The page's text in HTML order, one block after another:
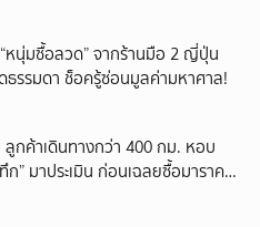
หนุ่มซื้อลวด” จากร้านมือ 2 ญี่ปุ่น
ดธรรมดา ช็อครู้ซ่อนมูลค่ามหาศาล!
ลูกค้าเดินทางกว่า 400 กม. หอบ
ก” มาประเมิน ก่อนเฉลยซื้อมาราคา